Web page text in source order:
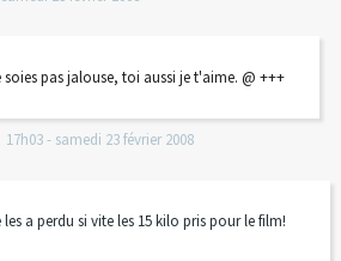
pas jalouse, toi aussi je t'aime. @ +++
17h03- samedi 23février 2008
a perdu si vite les 15 kilo pris pour le film!